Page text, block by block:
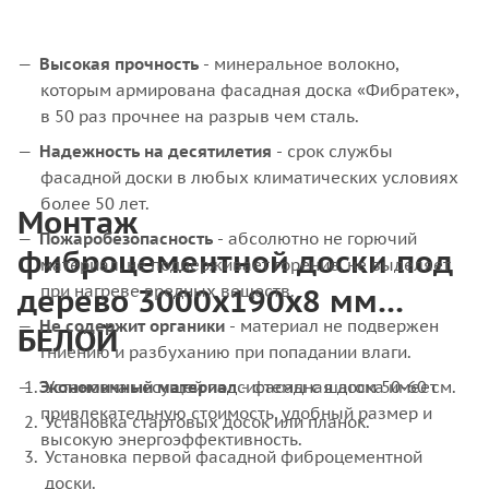
Высокая прочность - минеральное волокно,
которым армирована фасадная доска «Фибратек»,
в 50 раз прочнее на разрыв чем сталь.
Надежность на десятилетия - срок службы
фасадной доски в любых климатических условиях
более 50 лет.
Пожаробезопасность - абсолютно не горючий
материал, не поддерживает горение, не выделяет
при нагреве вредных веществ.
Не содержит органики - материал не подвержен
гниению и разбуханию при попадании влаги.
Экономичный материал- фасадная доска имеет
привлекательную стоимость, удобный размер и
высокую энергоэффективность.
Монтаж
фиброцементной доски под
дерево 3000х190х8 мм
БЕЛОЙ
Установка несущей подсистемы с шагом 50-60 см.
Установка стартовых досок или планок.
Установка первой фасадной фиброцементной
доски.